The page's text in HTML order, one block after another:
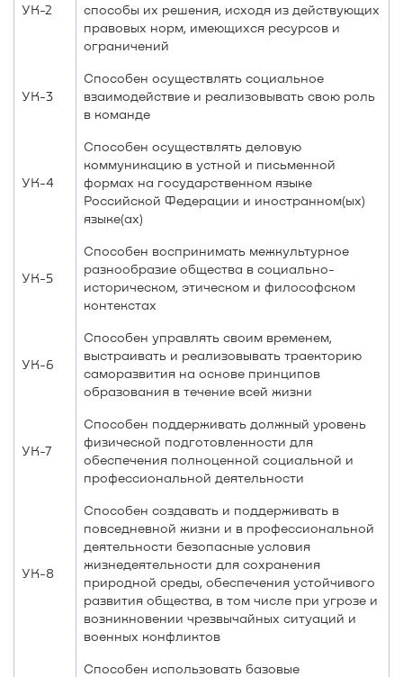
УК-2
способы их решения, исходя из действующих
правовых норм, имеющихся ресурсов и
ограничений
УК-3
Способен осуществлять социальное
взаимодействие и реализовывать свою роль
в команде
УК-4
Способен осуществлять деловую
коммуникацию в устной и письменной
формах на государственном языке
Российской Федерации и иностранном(ых)
языке(ах)
УК-5
Способен воспринимать межкультурное
разнообразие общества в социально-
историческом, этическом и философском
контекстах
УК-6
Способен управлять своим временем,
выстраивать и реализовывать траекторию
саморазвития на основе принципов
образования в течение всей жизни
УК-7
Способен поддерживать должный уровень
физической подготовленности для
обеспечения полноценной социальной и
профессиональной деятельности
УК-8
Способен создавать и поддерживать в
повседневной жизни и в профессиональной
деятельности безопасные условия
жизнедеятельности для сохранения
природной среды, обеспечения устойчивого
развития общества, в том числе при угрозе и
возникновении чрезвычайных ситуаций и
военных конфликтов
Способен использовать базовые